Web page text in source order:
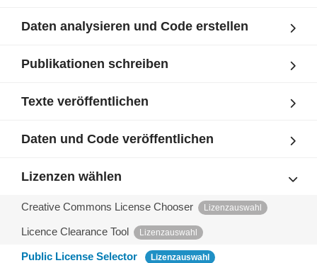
Daten analysieren und Code erstellen
Publikationen schreiben
Texte veröffentlichen
Daten und Code veröffentlichen
Lizenzen wählen
Creative Commons License Chooser Lizenzauswahl
Licence Clearance Tool Lizenzauswahl
Public License Selector Lizenzauswahl